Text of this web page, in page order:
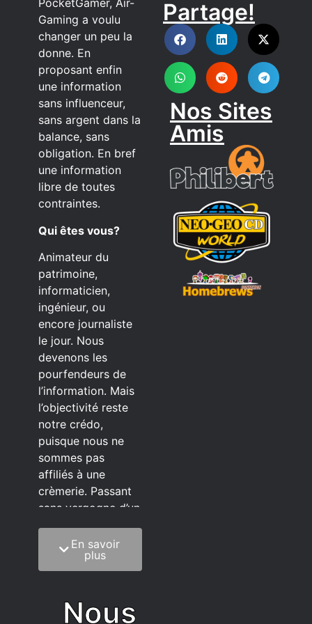
PocketGamer, Air-
Gaming a voulu
changer un peu la
donne. En
proposant enfin
une information
sans influenceur,
sans argent dans la
balance, sans
obligation. En bref
une information
libre de toutes
contraintes.
Qui êtes vous?
Animateur du
patrimoine,
informaticien,
ingénieur, ou
encore journaliste
le jour. Nous
devenons les
pourfendeurs de
l’information. Mais
l’objectivité reste
notre crédo,
puisque nous ne
sommes pas
affiliés à une
crèmerie. Passant
sans vergogne d’un
éditeur à l’autre.
C’est quoi notre
méthode?
sagesse de la
En savoir
plus
Nous
DISCORD
Partage!
Nos Sites
Amis